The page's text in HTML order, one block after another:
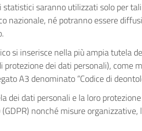
saranno utilizzati solo per
nazionale, né potranno essere
si inserisce nella più ampia tutela
protezione dei dati personali),
A3 denominato “Codice di
dei dati personali e la loro
nonché misure